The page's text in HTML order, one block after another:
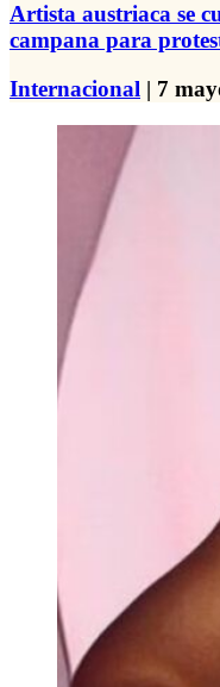
Artista austriaca se
campana para
Internacional | 7